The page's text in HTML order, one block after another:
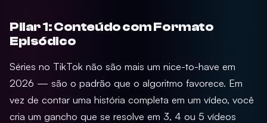
Pilar 1: Conteúdo com Formato
Episódico
Séries no TikTok não são mais um nice-to-have em
2026 — são o padrão que o algoritmo favorece. Em
vez de contar uma história completa em um vídeo, você
cria um gancho que se resolve em 3, 4 ou 5 vídeos